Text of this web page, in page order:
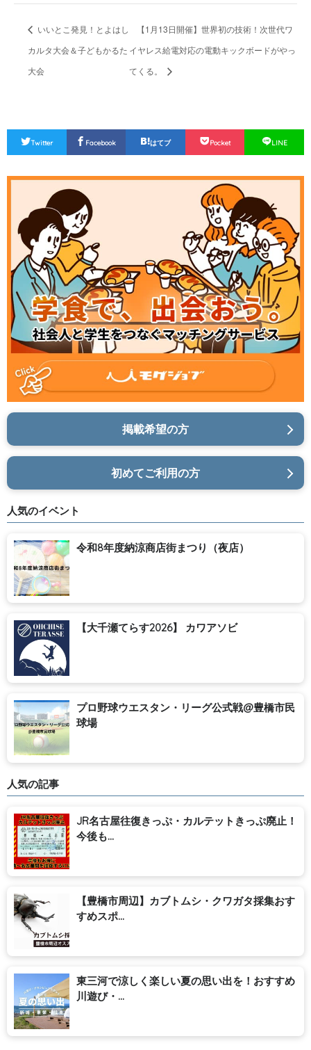
いいとこ発見！とよはし
カルタ大会＆子どもかるた
大会
【1月13日開催】世界初の技術！次世代ワ
イヤレス給電対応の電動キックボードがやっ
てくる。
Twitter Facebook はてブ Pocket LINE
掲載希望の方
初めてご利用の方
人気のイベント
令和8年度納涼商店街まつり（夜店）
【大千瀬てらす2026】 カワアソビ
プロ野球ウエスタン・リーグ公式戦@豊橋市民
球場
人気の記事
JR名古屋往復きっぷ・カルテットきっぷ廃止！
今後も...
【豊橋市周辺】カブトムシ・クワガタ採集おす
すめスポ...
東三河で涼しく楽しい夏の思い出を！おすすめ
川遊び・...